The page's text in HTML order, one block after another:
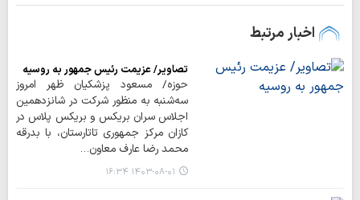
اخبار مرتبط
تصاویر/ عزیمت رئیس جمهور به روسیه
حوزه/ مسعود پزشکیان ظهر امروز
سه‌شنبه به منظور شرکت در شانزدهمین
اجلاس سران بریکس و بریکس پلاس در
کازان مرکز جمهوری تاتارستان، با بدرقه
محمد رضا عارف معاون…
۱۴۰۳-۰۸-۰۱ ۱۶:۳۴